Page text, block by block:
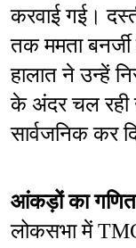
करवाई गई।
तक ममता
हालात ने उन्हें
के अंदर चल
सार्वजनिक कर
आंकड़ों का गणित
लोकसभा में